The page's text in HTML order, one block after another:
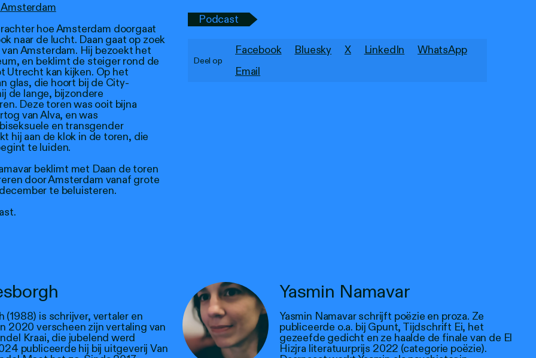
hoe Amsterdam doorgaat
naar de lucht. Daan gaat op zoek
Amsterdam. Hij bezoekt het
en beklimt de steiger rond de
Utrecht kan kijken. Op het
glas, die hoort bij de City-
de lange, bijzondere
Deze toren was ooit bijna
van Alva, en was
en transgender
hij aan de klok in de toren, die
te luiden.
beklimt met Daan de toren
door Amsterdam vanaf grote
te beluisteren.
Podcast
Deel op
Facebook Bluesky X LinkedIn
WhatsApp
Email
(1988) is schrijver, vertaler en
2020 verscheen zijn vertaling van
Kraai, die jubelend werd
publiceerde hij bij uitgeverij Van
Yasmin Namavar
Yasmin Namavar schrijft poëzie en proza. Ze
publiceerde o.a. bij Gpunt, Tijdschrift Ei, het
gezeefde gedicht en ze haalde de finale van de El
Hizjra literatuurprijs 2022 (categorie poëzie).